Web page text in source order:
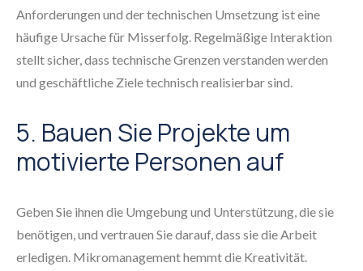
Anforderungen und der technischen Umsetzung ist eine
häufige Ursache für Misserfolg. Regelmäßige Interaktion
stellt sicher, dass technische Grenzen verstanden werden
und geschäftliche Ziele technisch realisierbar sind.
5. Bauen Sie Projekte um
motivierte Personen auf
Geben Sie ihnen die Umgebung und Unterstützung, die sie
benötigen, und vertrauen Sie darauf, dass sie die Arbeit
erledigen. Mikromanagement hemmt die Kreativität.